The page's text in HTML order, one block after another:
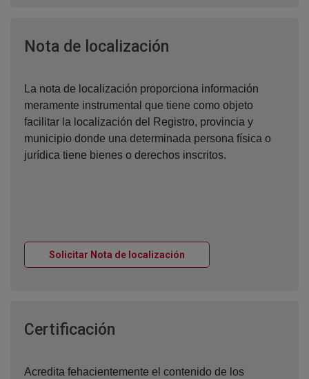
Nota de localización
La nota de localización proporciona información
meramente instrumental que tiene como objeto
facilitar la localización del Registro, provincia y
municipio donde una determinada persona física o
jurídica tiene bienes o derechos inscritos.
Solicitar Nota de localización
Certificación
Acredita fehacientemente el contenido de los